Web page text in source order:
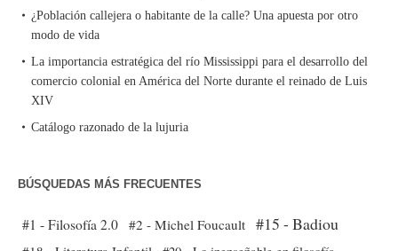
¿Población callejera o habitante de la calle? Una apuesta por otro
modo de vida
La importancia estratégica del río Mississippi para el desarrollo del
comercio colonial en América del Norte durante el reinado de Luis
XIV
Catálogo razonado de la lujuria
BÚSQUEDAS MÁS FRECUENTES
#1 - Filosofía 2.0 #2 - Michel Foucault #15 - Badiou